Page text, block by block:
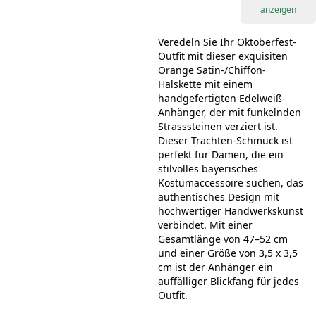
anzeigen
Veredeln Sie Ihr Oktoberfest-
Outfit mit dieser exquisiten
Orange Satin-/Chiffon-
Halskette mit einem
handgefertigten Edelweiß-
Anhänger, der mit funkelnden
Strasssteinen verziert ist.
Dieser Trachten-Schmuck ist
perfekt für Damen, die ein
stilvolles bayerisches
Kostümaccessoire suchen, das
authentisches Design mit
hochwertiger Handwerkskunst
verbindet. Mit einer
Gesamtlänge von 47–52 cm
und einer Größe von 3,5 x 3,5
cm ist der Anhänger ein
auffälliger Blickfang für jedes
Outfit.